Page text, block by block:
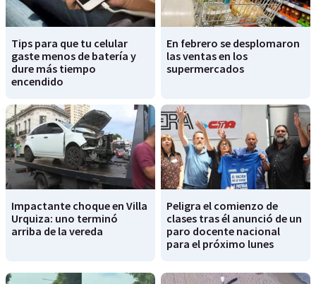
Tips para que tu celular
gaste menos de batería y
dure más tiempo
encendido
En febrero se desplomaron
las ventas en los
supermercados
Impactante choque en Villa
Urquiza: uno terminó
arriba de la vereda
Peligra el comienzo de
clases tras él anunció de un
paro docente nacional
para el próximo lunes